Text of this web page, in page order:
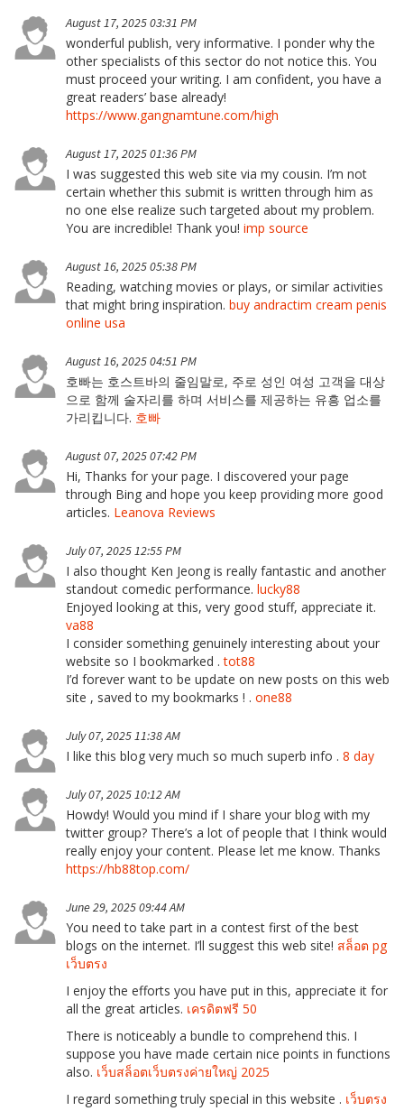
August 17, 2025 03:31 PM
wonderful publish, very informative. I ponder why the
other specialists of this sector do not notice this. You
must proceed your writing. I am confident, you have a
great readers’ base already!
https://www.gangnamtune.com/high
August 17, 2025 01:36 PM
I was suggested this web site via my cousin. I’m not
certain whether this submit is written through him as
no one else realize such targeted about my problem.
You are incredible! Thank you! imp source
August 16, 2025 05:38 PM
Reading, watching movies or plays, or similar activities
that might bring inspiration. buy andractim cream penis
online usa
August 16, 2025 04:51 PM
호빠는 호스트바의 줄임말로, 주로 성인 여성 고객을 대상
으로 함께 술자리를 하며 서비스를 제공하는 유흥 업소를
가리킵니다. 호빠
August 07, 2025 07:42 PM
Hi, Thanks for your page. I discovered your page
through Bing and hope you keep providing more good
articles. Leanova Reviews
July 07, 2025 12:55 PM
I also thought Ken Jeong is really fantastic and another
standout comedic performance. lucky88
Enjoyed looking at this, very good stuff, appreciate it.
va88
I consider something genuinely interesting about your
website so I bookmarked .tot88
I’d forever want to be update on new posts on this web
site , saved to my bookmarks ! . one88
July 07, 2025 11:38 AM
I like this blog very much so much superb info . 8 day
July 07, 2025 10:12 AM
Howdy! Would you mind if I share your blog with my
twitter group? There’s a lot of people that I think would
really enjoy your content. Please let me know. Thanks
https://hb88top.com/
June 29, 2025 09:44 AM
You need to take part in a contest first of the best
blogs on the internet. I’ll suggest this web site! สล็อต pg
เว็บตรง
I enjoy the efforts you have put in this, appreciate it for
all the great articles. เครดิตฟรี 50
There is noticeably a bundle to comprehend this. I
suppose you have made certain nice points in functions
also. เว็บสล็อตเว็บตรงค่ายใหญ่ 2025
I regard something truly special in this website . เว็บตรง